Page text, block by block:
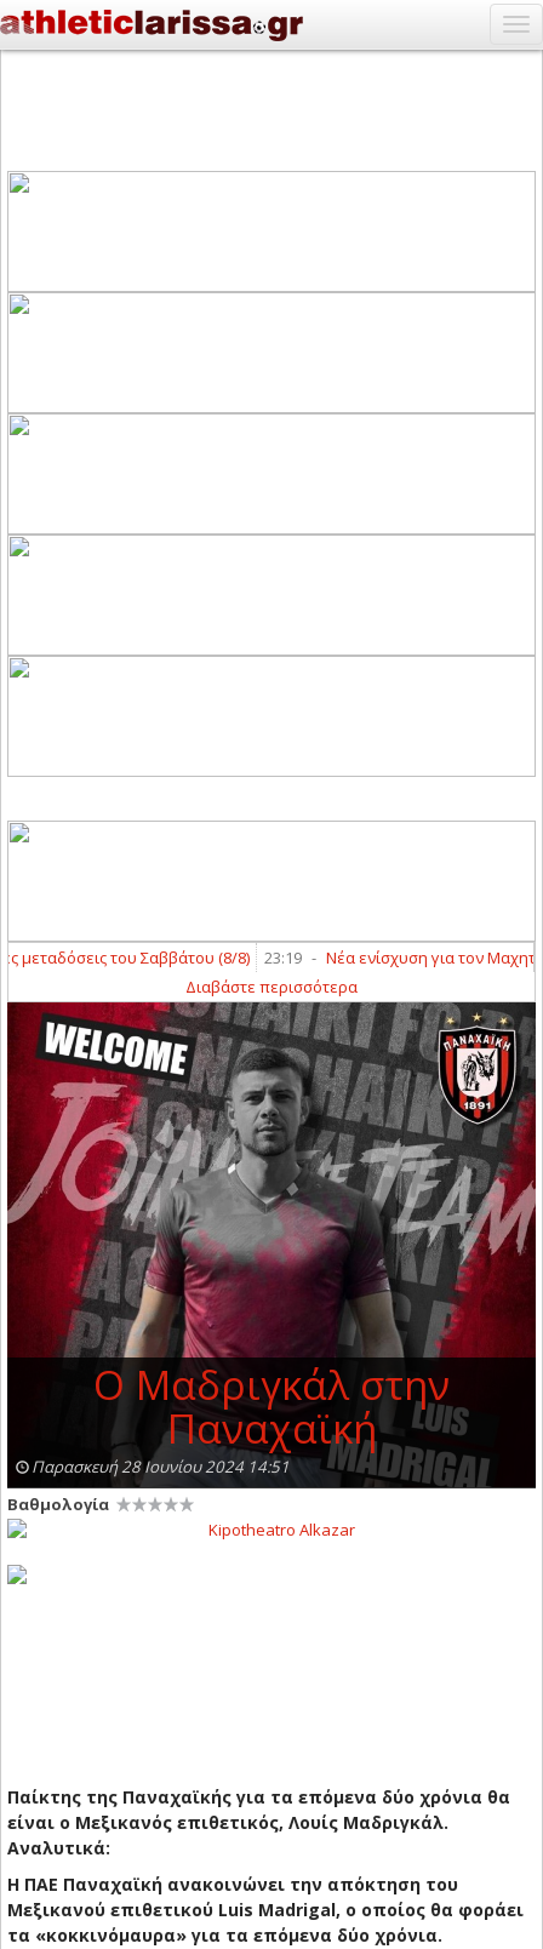
του Σαββάτου (8/8) 23:19 -
Νέα ενίσχυση για τον Μαχητή
Διαβάστε περισσότερα
Ο Μαδριγκάλ στην
Παναχαϊκή
Παρασκευή 28 Ιουνίου 2024 14:51
Βαθμολογία
Παίκτης της Παναχαϊκής για τα επόμενα δύο χρόνια θα
είναι ο Μεξικανός επιθετικός, Λουίς Μαδριγκάλ.
Αναλυτικά:
Η ΠΑΕ Παναχαϊκή ανακοινώνει την απόκτηση του
Μεξικανού επιθετικού Luis Madrigal, ο οποίος θα φοράει
τα «κοκκινόμαυρα» για τα επόμενα δύο χρόνια.